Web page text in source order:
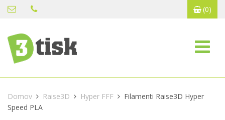
(0)
Domov Raise3D Hyper FFF
Filamenti Raise3D Hyper
Speed PLA